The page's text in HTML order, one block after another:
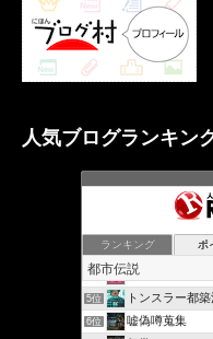
人気ブログランキン
ランキング ポ
摩訶不思議の
4位 摩訶不思議の世
5位 トンスラー都
6位 嘘偽噂蒐集